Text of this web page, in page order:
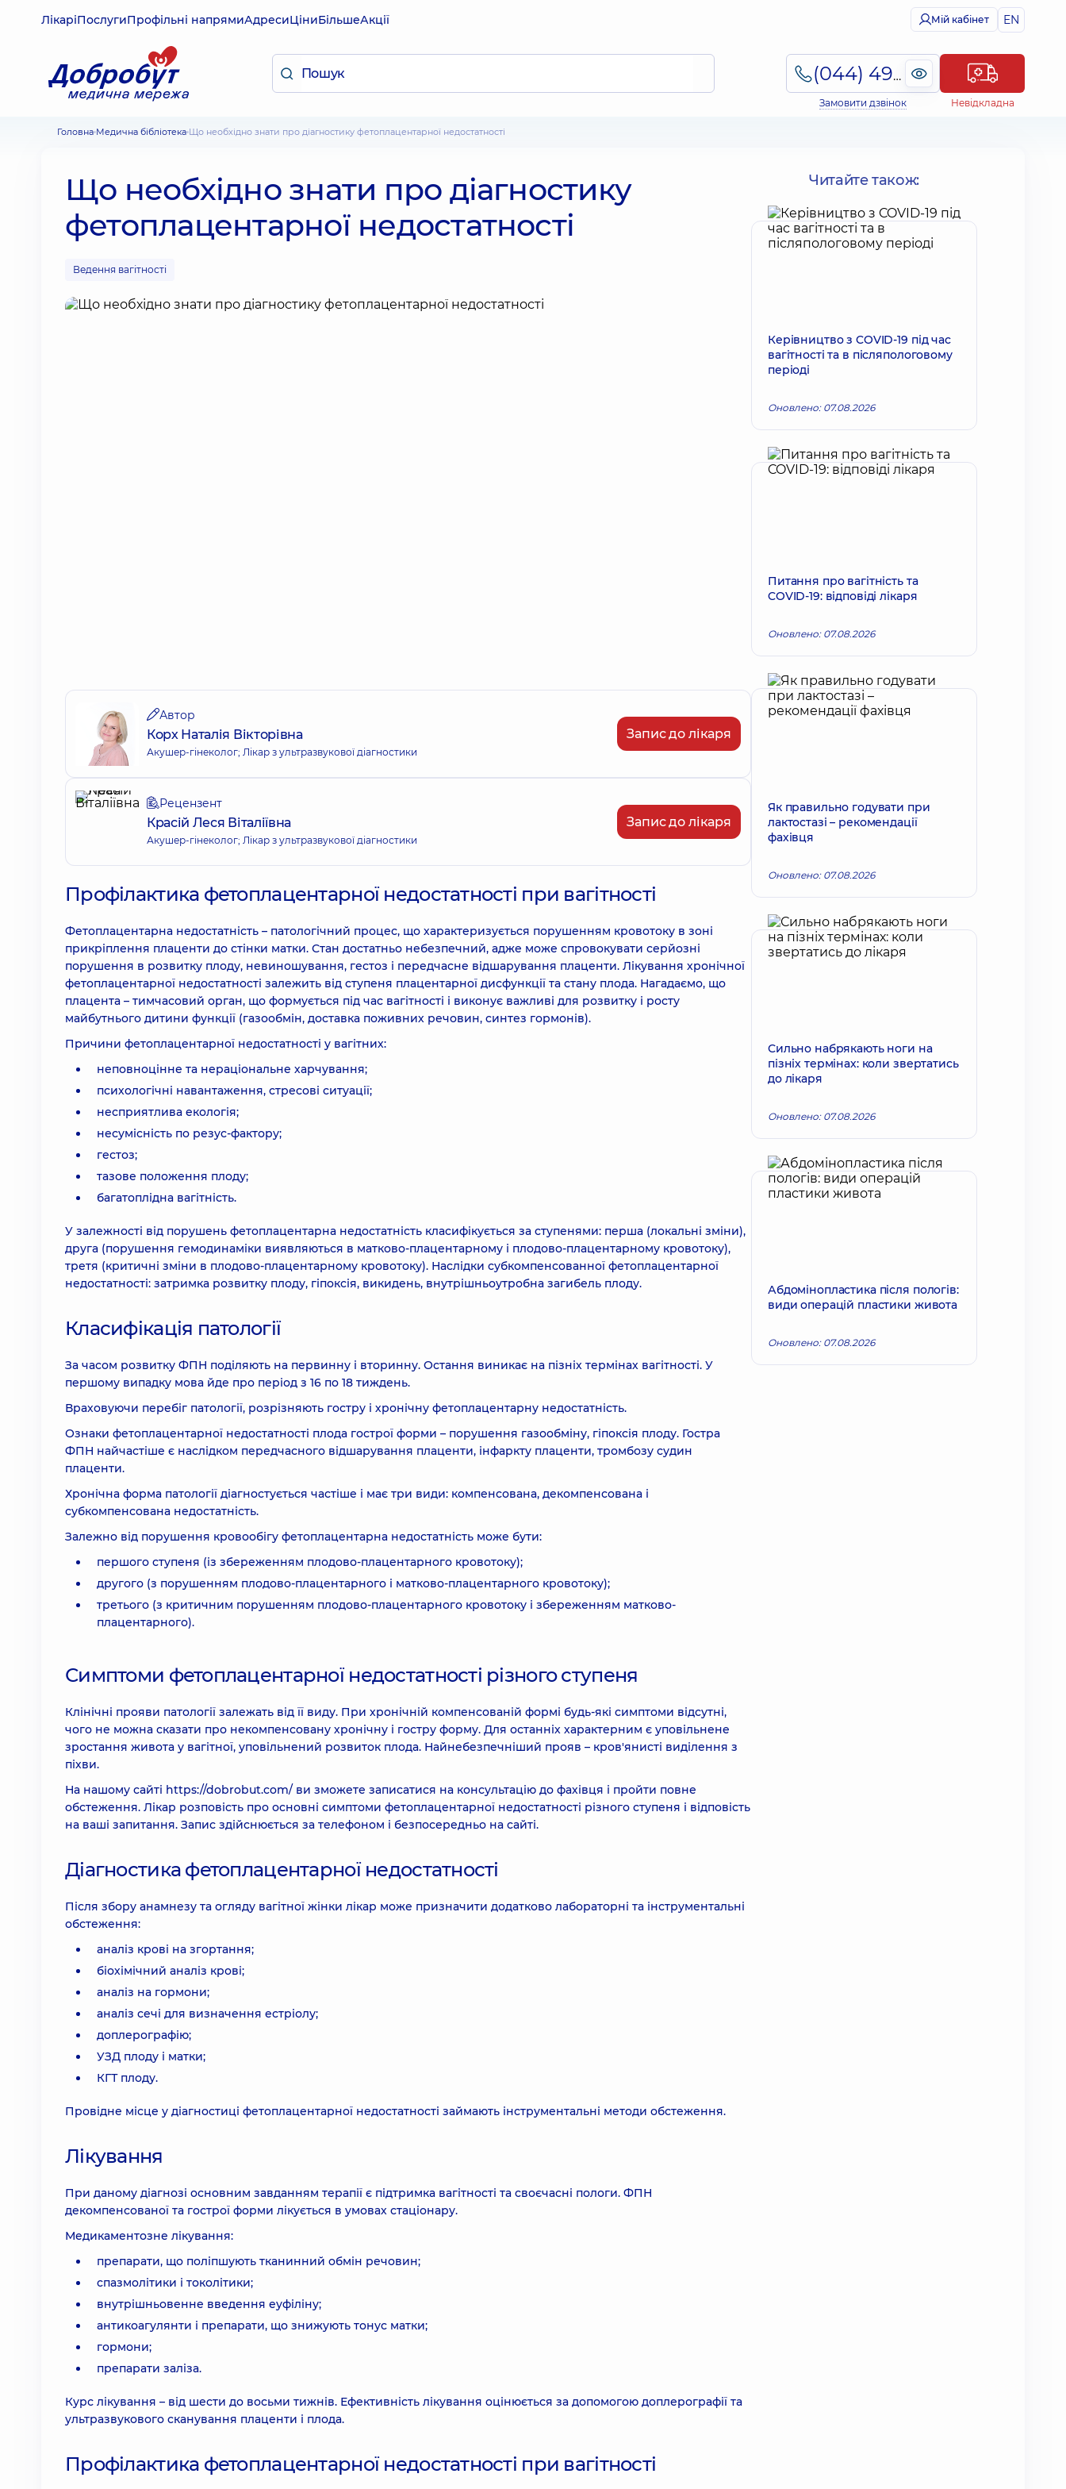
ЛікаріПослугиПрофільні напрямиАдресиЦіниБільшеАкції Мій кабінет EN
(044) 495-2-888
Замовити дзвінок Невідкладна
Головна Медична бібліотека Що необхідно знати про діагностику фетоплацентарної недостатності
Що необхідно знати про діагностику
фетоплацентарної недостатності
Ведення вагітності
Автор
Корх Наталія Вікторівна
Акушер-гінеколог; Лікар з ультразвукової діагностики
Запис до лікаря
Рецензент
Красій Леся Віталіївна
Акушер-гінеколог; Лікар з ультразвукової діагностики
Запис до лікаря
Профілактика фетоплацентарної недостатності при вагітності
Фетоплацентарна недостатність – патологічний процес, що характеризується порушенням кровотоку в зоні
прикріплення плаценти до стінки матки. Стан достатньо небезпечний, адже може спровокувати серйозні
порушення в розвитку плоду, невиношування, гестоз і передчасне відшарування плаценти. Лікування хронічної
фетоплацентарної недостатності залежить від ступеня плацентарної дисфункції та стану плода. Нагадаємо, що
плацента – тимчасовий орган, що формується під час вагітності і виконує важливі для розвитку і росту
майбутнього дитини функції (газообмін, доставка поживних речовин, синтез гормонів).
Причини фетоплацентарної недостатності у вагітних:
неповноцінне та нераціональне харчування;
психологічні навантаження, стресові ситуації;
несприятлива екологія;
несумісність по резус-фактору;
гестоз;
тазове положення плоду;
багатоплідна вагітність.
У залежності від порушень фетоплацентарна недостатність класифікується за ступенями: перша (локальні зміни),
друга (порушення гемодинаміки виявляються в матково-плацентарному і плодово-плацентарному кровотоку),
третя (критичні зміни в плодово-плацентарному кровотоку). Наслідки субкомпенсованної фетоплацентарної
недостатності: затримка розвитку плоду, гіпоксія, викидень, внутрішньоутробна загибель плоду.
Класифікація патології
За часом розвитку ФПН поділяють на первинну і вторинну. Остання виникає на пізніх термінах вагітності. У
першому випадку мова йде про період з 16 по 18 тиждень.
Враховуючи перебіг патології, розрізняють гостру і хронічну фетоплацентарну недостатність.
Ознаки фетоплацентарної недостатності плода гострої форми – порушення газообміну, гіпоксія плоду. Гостра
ФПН найчастіше є наслідком передчасного відшарування плаценти, інфаркту плаценти, тромбозу судин
плаценти.
Хронічна форма патології діагностується частіше і має три види: компенсована, декомпенсована і
субкомпенсована недостатність.
Залежно від порушення кровообігу фетоплацентарна недостатність може бути:
першого ступеня (із збереженням плодово-плацентарного кровотоку);
другого (з порушенням плодово-плацентарного і матково-плацентарного кровотоку);
третього (з критичним порушенням плодово-плацентарного кровотоку і збереженням матково-
плацентарного).
Симптоми фетоплацентарної недостатності різного ступеня
Клінічні прояви патології залежать від її виду. При хронічній компенсованій формі будь-які симптоми відсутні,
чого не можна сказати про некомпенсовану хронічну і гостру форму. Для останніх характерним є уповільнене
зростання живота у вагітної, уповільнений розвиток плода. Найнебезпечніший прояв – кров'янисті виділення з
піхви.
На нашому сайті https://dobrobut.com/ ви зможете записатися на консультацію до фахівця і пройти повне
обстеження. Лікар розповість про основні симптоми фетоплацентарної недостатності різного ступеня і відповість
на ваші запитання. Запис здійснюється за телефоном і безпосередньо на сайті.
Діагностика фетоплацентарної недостатності
Після збору анамнезу та огляду вагітної жінки лікар може призначити додатково лабораторні та інструментальні
обстеження:
аналіз крові на згортання;
біохімічний аналіз крові;
аналіз на гормони;
аналіз сечі для визначення естріолу;
доплерографію;
УЗД плоду і матки;
КГТ плоду.
Провідне місце у діагностиці фетоплацентарної недостатності займають інструментальні методи обстеження.
Лікування
При даному діагнозі основним завданням терапії є підтримка вагітності та своєчасні пологи. ФПН
декомпенсованої та гострої форми лікується в умовах стаціонару.
Медикаментозне лікування:
препарати, що поліпшують тканинний обмін речовин;
спазмолітики і токолітики;
внутрішньовенне введення еуфіліну;
антикоагулянти і препарати, що знижують тонус матки;
гормони;
препарати заліза.
Курс лікування – від шести до восьми тижнів. Ефективність лікування оцінюється за допомогою доплерографії та
ультразвукового сканування плаценти і плода.
Профілактика фетоплацентарної недостатності при вагітності
Читайте також:
Керівництво з COVID-19 під час
вагітності та в післяпологовому
періоді
Оновлено: 07.08.2026
Питання про вагітність та
COVID-19: відповіді лікаря
Оновлено: 07.08.2026
Як правильно годувати при
лактостазі – рекомендації
фахівця
Оновлено: 07.08.2026
Сильно набрякають ноги на
пізніх термінах: коли звертатись
до лікаря
Оновлено: 07.08.2026
Абдомінопластика після пологів:
види операцій пластики живота
Оновлено: 07.08.2026